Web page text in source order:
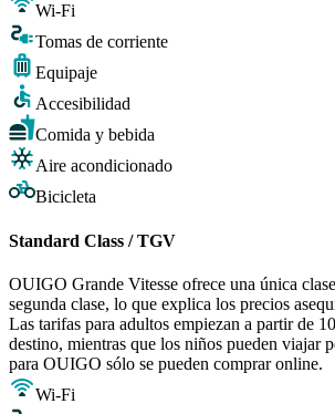
Wi-Fi
Tomas de corriente
Equipaje
Accesibilidad
Comida y bebida
Aire acondicionado
Bicicleta
Standard Class / TGV
OUIGO Grande Vitesse ofrece una única
segunda clase, lo que explica los precios
Las tarifas para adultos empiezan a partir de
destino, mientras que los niños pueden viajar
para OUIGO sólo se pueden comprar online.
Wi-Fi